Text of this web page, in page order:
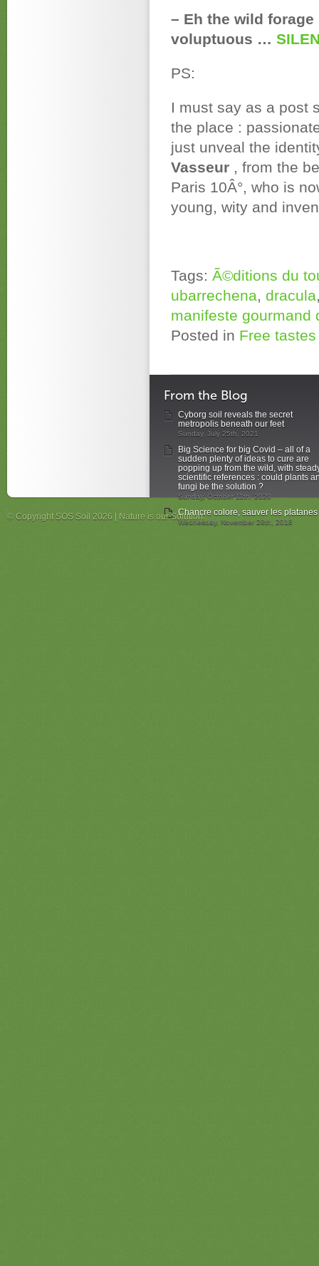
– Eh the wild
voluptuous …
PS:
I must say as a post
the place :
just unveal the
Vasseur , from the
Paris 10Â°, who is
young, wity and
Tags: Ã©ditions du
ubarrechena, dracula
manifeste gourmand
Posted in Free
From the Blog
Cyborg soil reveals the secret
metropolis beneath our feet
Sunday, July 25th, 2021
Big Science for big Covid – all of a
sudden plenty of ideas to cure are
popping up from the wild, with
scientific references : could plants
fungi be the solution ?
Sunday, October 11th, 2020
Chancre colore, sauver les platanes
Wednesday, November 28th, 2018
© Copyright SOS Soil 2026 | Nature is our Solution.